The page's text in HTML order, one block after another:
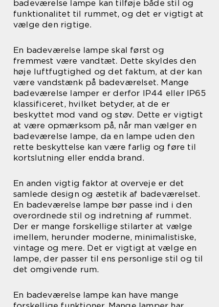
badeværelse lampe kan tilføje både stil og
funktionalitet til rummet, og det er vigtigt at
vælge den rigtige.
En badeværelse lampe skal først og
fremmest være vandtæt. Dette skyldes den
høje luftfugtighed og det faktum, at der kan
være vandstænk på badeværelset. Mange
badeværelse lamper er derfor IP44 eller IP65
klassificeret, hvilket betyder, at de er
beskyttet mod vand og støv. Dette er vigtigt
at være opmærksom på, når man vælger en
badeværelse lampe, da en lampe uden den
rette beskyttelse kan være farlig og føre til
kortslutning eller endda brand.
En anden vigtig faktor at overveje er det
samlede design og æstetik af badeværelset.
En badeværelse lampe bør passe ind i den
overordnede stil og indretning af rummet.
Der er mange forskellige stilarter at vælge
imellem, herunder moderne, minimalistiske,
vintage og mere. Det er vigtigt at vælge en
lampe, der passer til ens personlige stil og til
det omgivende rum.
En badeværelse lampe kan have mange